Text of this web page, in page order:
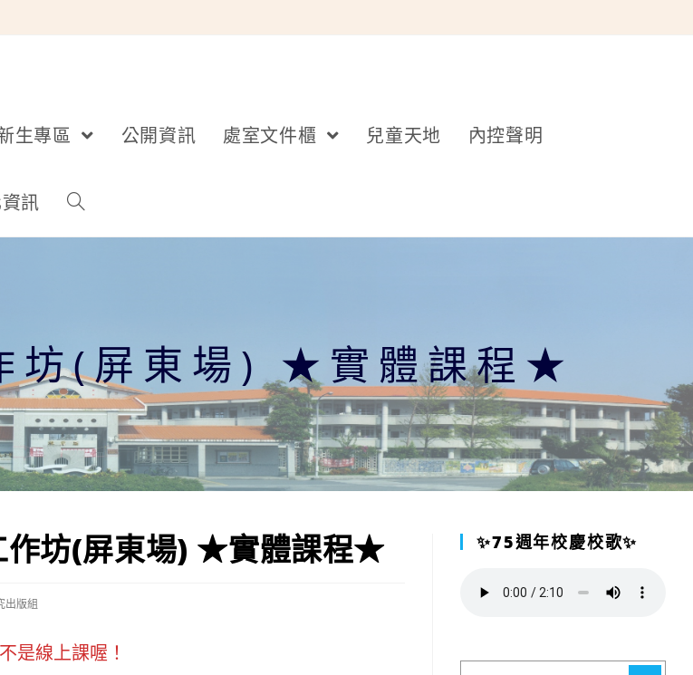
生專區 公開資訊 處室文件櫃 兒童天地 內控聲明
訊
坊(屏東場) ★實體課程★
作坊(屏東場) ★實體課程★
出版組
是線上課喔！
✨75週年校慶校歌✨